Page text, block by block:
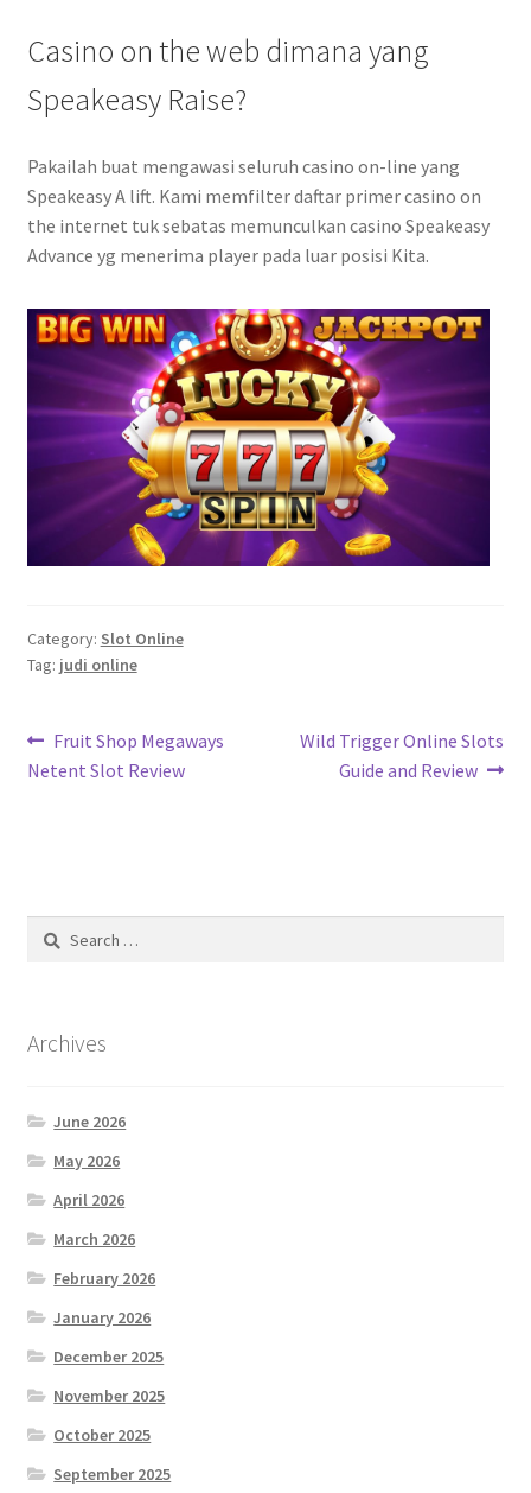
Casino on the web dimana yang
Speakeasy Raise?
Pakailah buat mengawasi seluruh casino on-line yang
Speakeasy A lift. Kami memfilter daftar primer casino on
the internet tuk sebatas memunculkan casino Speakeasy
Advance yg menerima player pada luar posisi Kita.
Category: Slot Online
Tag: judi online
Post
navigation
Previous
post:
Fruit Shop Megaways
Netent Slot Review
Next
post:
Wild Trigger Online Slots
Guide and Review
Search
Archives
June 2026
May 2026
April 2026
March 2026
February 2026
January 2026
December 2025
November 2025
October 2025
September 2025